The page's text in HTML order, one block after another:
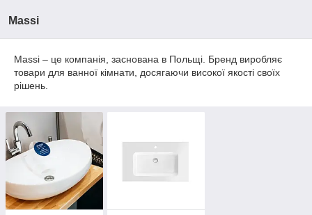
Massi
Massi – це компанія, заснована в Польщі. Бренд виробляє
товари для ванної кімнати, досягаючи високої якості своїх
рішень.